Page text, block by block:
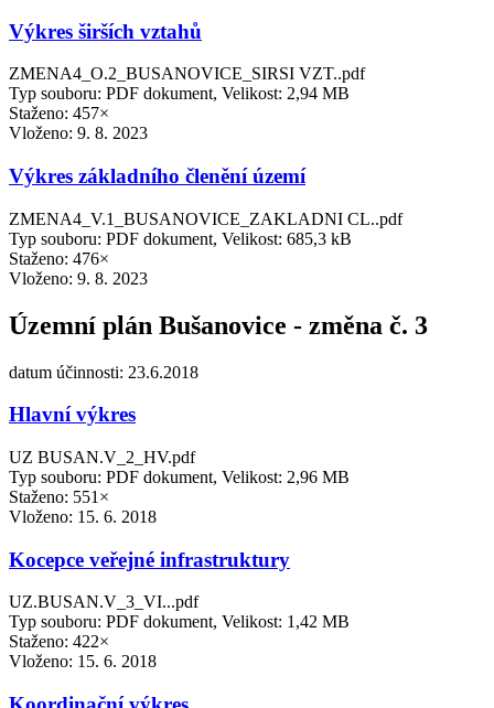
Výkres širších vztahů
ZMENA4_O.2_BUSANOVICE_SIRSI VZT..pdf
Typ souboru: PDF dokument, Velikost: 2,94 MB
Staženo: 457×
Vloženo: 9. 8. 2023
Výkres základního členění území
ZMENA4_V.1_BUSANOVICE_ZAKLADNI CL..pdf
Typ souboru: PDF dokument, Velikost: 685,3 kB
Staženo: 476×
Vloženo: 9. 8. 2023
Územní plán Bušanovice - změna č. 3
datum účinnosti: 23.6.2018
Hlavní výkres
UZ BUSAN.V_2_HV.pdf
Typ souboru: PDF dokument, Velikost: 2,96 MB
Staženo: 551×
Vloženo: 15. 6. 2018
Kocepce veřejné infrastruktury
UZ.BUSAN.V_3_VI...pdf
Typ souboru: PDF dokument, Velikost: 1,42 MB
Staženo: 422×
Vloženo: 15. 6. 2018